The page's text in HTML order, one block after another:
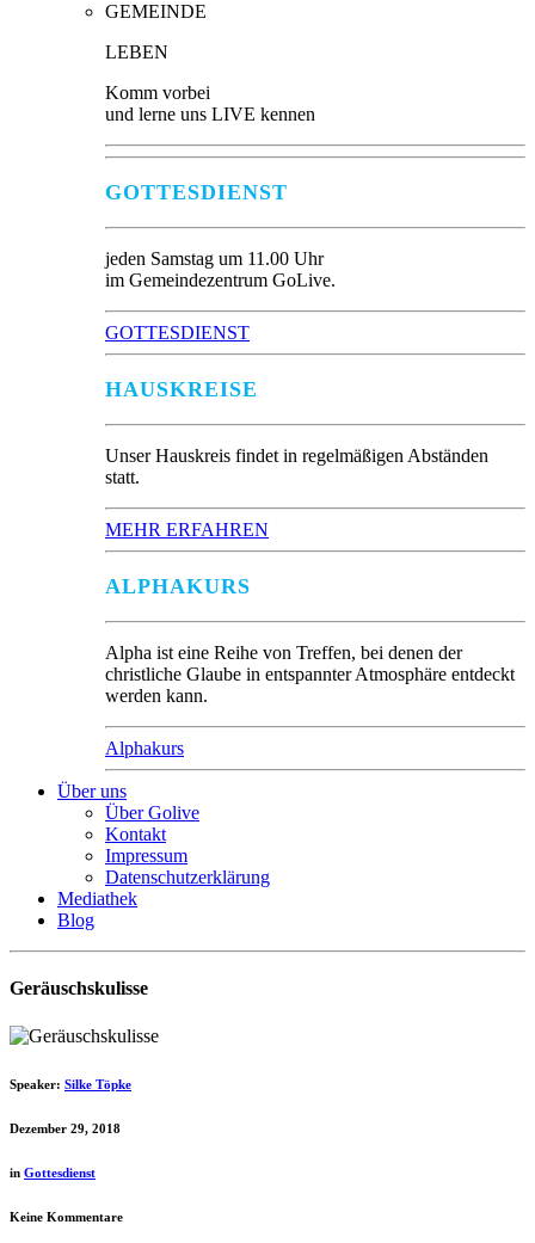
GEMEINDE
LEBEN
Komm vorbei
und lerne uns LIVE kennen
GOTTESDIENST
jeden Samstag um 11.00 Uhr
im Gemeindezentrum GoLive.
GOTTESDIENST
HAUSKREISE
Unser Hauskreis findet in regelmäßigen Abständen
statt.
MEHR ERFAHREN
ALPHAKURS
Alpha ist eine Reihe von Treffen, bei denen der
christliche Glaube in entspannter Atmosphäre entdeckt
werden kann.
Alphakurs
Über uns
Über Golive
Kontakt
Impressum
Datenschutzerklärung
Mediathek
Blog
Geräuschskulisse
Speaker: Silke Töpke
Dezember 29, 2018
in Gottesdienst
Keine Kommentare